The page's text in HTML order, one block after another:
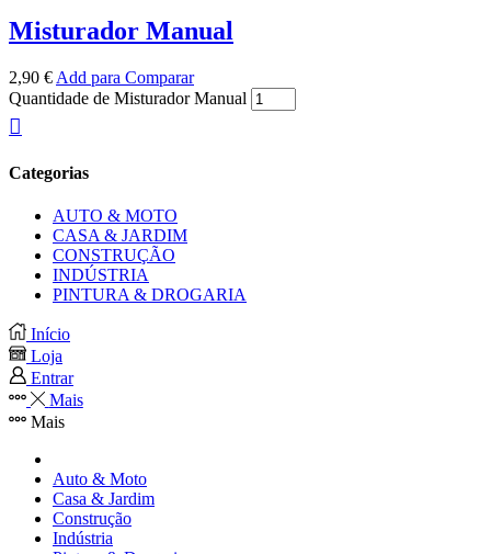
Misturador Manual
2,90 € Add para Comparar
Quantidade de Misturador Manual
Categorias
AUTO & MOTO
CASA & JARDIM
CONSTRUÇÃO
INDÚSTRIA
PINTURA & DROGARIA
Início
Loja
Entrar
Mais
Mais
Auto & Moto
Casa & Jardim
Construção
Indústria